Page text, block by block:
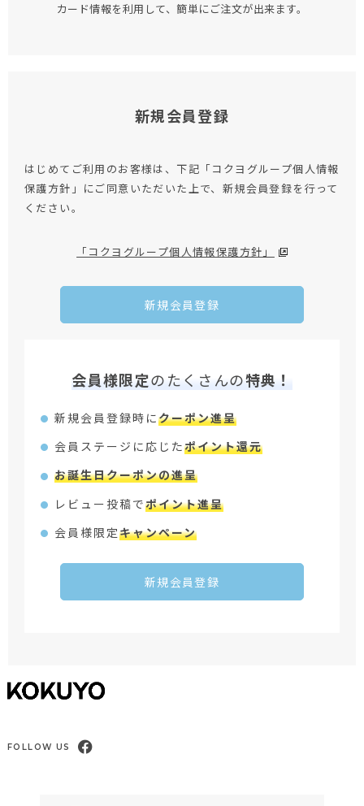
カード情報を利用して、簡単にご注文が出来ます。
新規会員登録
はじめてご利用のお客様は、下記「コクヨグループ個人情報
保護方針」にご同意いただいた上で、新規会員登録を行って
ください。
「コクヨグループ個人情報保護方針」
新規会員登録
会員様限定のたくさんの特典！
新規会員登録時にクーポン進呈
会員ステージに応じたポイント還元
お誕生日クーポンの進呈
レビュー投稿でポイント進呈
会員様限定キャンペーン
新規会員登録
FOLLOW US